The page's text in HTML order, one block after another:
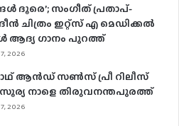
ദൂരെ’; സംഗീത് പ്രതാപ്-
ചിത്രം ഇറ്റ്സ് എ മെഡിക്കൽ
ആദ്യ ഗാനം പുറത്ത്
2026
ആന്‍ഡ് സണ്‍സ് പ്രീ റിലീസ്
സൂര്യ നാളെ തിരുവനന്തപുരത്ത്
2026